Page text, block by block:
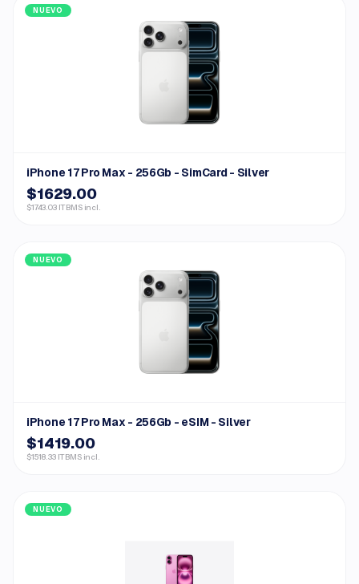
NUEVO
iPhone 17 Pro Max - 256Gb - SimCard - Silver
$1629.00
$1743.03 ITBMS incl.
NUEVO
iPhone 17 Pro Max - 256Gb - eSIM - Silver
$1419.00
$1518.33 ITBMS incl.
NUEVO